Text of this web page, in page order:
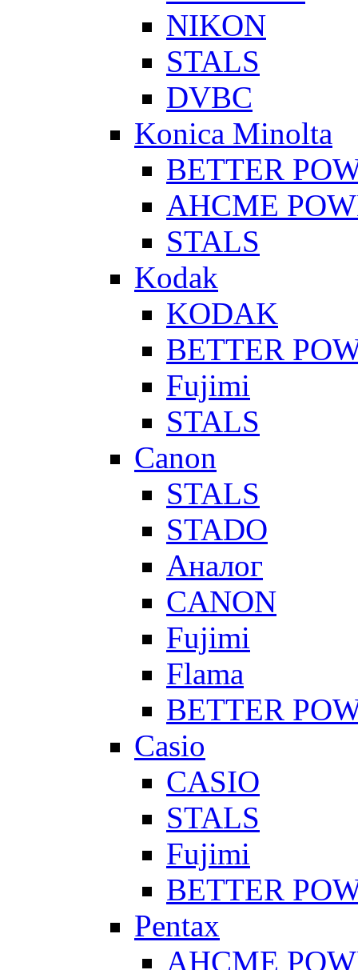
NIKON
STALS
DVBC
Konica Minolta
BETTER
AHCME
STALS
Kodak
KODAK
BETTER
Fujimi
STALS
Canon
STALS
STADO
Аналог
CANON
Fujimi
Flama
BETTER
Casio
CASIO
STALS
Fujimi
BETTER
Pentax
AHCME